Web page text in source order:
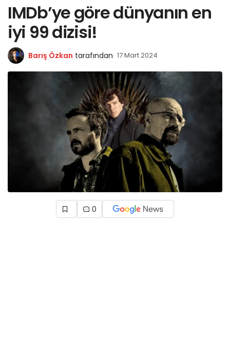
IMDb’ye göre dünyanın en
iyi 99 dizisi!
Barış Özkan tarafından 17 Mart 2024
0